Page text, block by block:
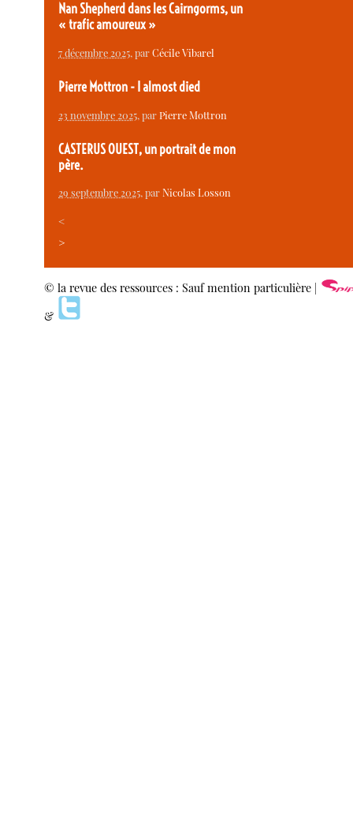
Nan Shepherd dans les Cairngorms, un
« trafic amoureux »
7 décembre 2025, parCécile Vibarel
Pierre Mottron - I almost died
23 novembre 2025, parPierre Mottron
CASTERUS OUEST, un portrait de mon
père.
29 septembre 2025, parNicolas Losson
<
>
© la revue des ressources : Sauf mention particulière |
&